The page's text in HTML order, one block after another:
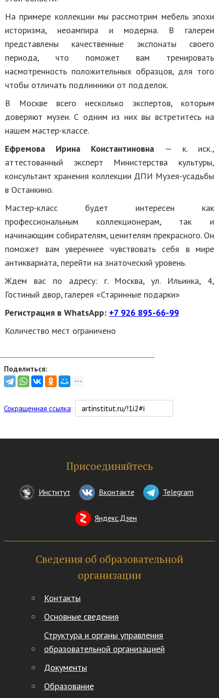
На примере коллекции мы рассмотрим мебель эпохи
историзма, неоампира и модерна. В галереи
представлены качественные экспонаты своего
периода, что поможет вам тренировать
насмотренность положительных образцов, для того
чтобы отличать подлинники от подделок.
В Москве всего несколько экспертов, которым
доверяют музеи. С одним из них вы встретитесь на
нашем мастер-классе.
Ефремова
Ирина Константиновна
— к. иск.,
аттестованный эксперт Министерства культуры,
консультант хранения коллекции ДПИ Музея-усадьбы
в Останкино.
Мастер-класс будет интересен как
профессиональным коллекционерам, так и
начинающим собирателям, ценителям прекрасного. Он
поможет вам увереннее чувствовать себя в мире
антиквариата, перейти на знаточеский уровень.
Ждем вас по адресу: г. Москва, ул. Ильинка, 4,
Гостиный двор, галерея «Старинные подарки»
Регистрация в WhatsApp: +7 926 895-66-99
Количество мест ограничено
Поделиться:
Сокращенная ссылка:
Присоединяйтесь
Институт Вконтакте Telegram
Яндекс.Дзен
Сведения об образовательной
организации
Контакты
Основные сведения
Структура и органы управления
образовательной организацией
Документы
Образование